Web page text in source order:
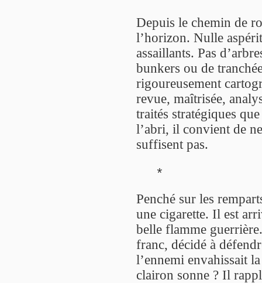
Depuis le chemin de
l’horizon. Nulle
assaillants. Pas
bunkers ou de
rigoureusement
revue, maîtrisée,
traités stratégiques
l’abri, il convient de
suffisent pas.
*
Penché sur les
une cigarette. Il est
belle flamme
franc, décidé à
l’ennemi envahissait
clairon sonne ? Il